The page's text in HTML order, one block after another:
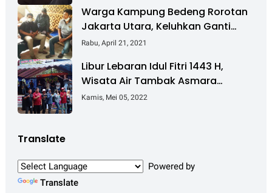
Warga Kampung Bedeng Rorotan
Jakarta Utara, Keluhkan Ganti
Rugi Pembebasan Lahan Tol
Rabu, April 21, 2021
Libur Lebaran Idul Fitri 1443 H,
Wisata Air Tambak Asmara
Kotabaru Dipadati Ribuan
Kamis, Mei 05, 2022
Translate
Powered by
Translate